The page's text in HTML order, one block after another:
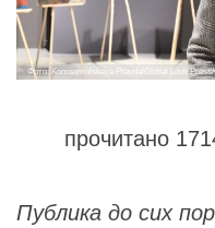
Фото: Komsomolskaya Pravda/Global Look
прочитано
Публика до сих